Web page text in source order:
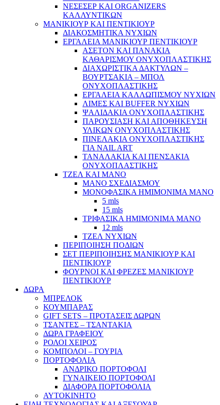
ΝΕΣΕΣΕΡ ΚΑΙ ORGANIZERS
ΚΑΛΛΥΝΤΙΚΩΝ
ΜΑΝΙΚΙΟΥΡ ΚΑΙ ΠΕΝΤΙΚΙΟΥΡ
ΔΙΑΚΟΣΜΗΤΙΚΑ ΝΥΧΙΩΝ
ΕΡΓΑΛΕΙΑ ΜΑΝΙΚΙΟΥΡ ΠΕΝΤΙΚΙΟΥΡ
ΑΣΕΤΟΝ ΚΑΙ ΠΑΝΑΚΙΑ
ΚΑΘΑΡΙΣΜΟΥ ΟΝΥΧΟΠΛΑΣΤΙΚΗΣ
ΔΙΑΧΩΡΙΣΤΙΚΑ ΔΑΚΤΥΛΩΝ –
ΒΟΥΡΤΣΑΚΙΑ – ΜΠΟΛ
ΟΝΥΧΟΠΛΑΣΤΙΚΗΣ
ΕΡΓΑΛΕΙΑ ΚΑΛΛΩΠΙΣΜΟΥ ΝΥΧΙΩΝ
ΛΙΜΕΣ ΚΑΙ BUFFER ΝΥΧΙΩΝ
ΨΑΛΙΔΑΚΙΑ ΟΝΥΧΟΠΛΑΣΤΙΚΗΣ
ΠΑΡΟΥΣΙΑΣΗ ΚΑΙ ΑΠΟΘΗΚΕΥΣΗ
ΥΛΙΚΩΝ ΟΝΥΧΟΠΛΑΣΤΙΚΗΣ
ΠΙΝΕΛΑΚΙΑ ΟΝΥΧΟΠΛΑΣΤΙΚΗΣ
ΓΙΑ NAIL ART
ΤΑΝΑΛΑΚΙΑ ΚΑΙ ΠΕΝΣΑΚΙΑ
ΟΝΥΧΟΠΛΑΣΤΙΚΗΣ
ΤΖΕΛ ΚΑΙ ΜΑΝΟ
ΜΑΝΟ ΣΧΕΔΙΑΣΜΟΥ
ΜΟΝΟΦΑΣΙΚΑ ΗΜΙΜΟΝΙΜΑ ΜΑΝΟ
5 mls
15 mls
ΤΡΙΦΑΣΙΚΑ ΗΜΙΜΟΝΙΜΑ ΜΑΝΟ
12 mls
ΤΖΕΛ ΝΥΧΙΩΝ
ΠΕΡΙΠΟΙΗΣΗ ΠΟΔΙΩΝ
ΣΕΤ ΠΕΡΙΠΟΙΗΣΗΣ ΜΑΝΙΚΙΟΥΡ ΚΑΙ
ΠΕΝΤΙΚΙΟΥΡ
ΦΟΥΡΝΟΙ ΚΑΙ ΦΡΕΖΕΣ ΜΑΝΙΚΙΟΥΡ
ΠΕΝΤΙΚΙΟΥΡ
ΔΩΡΑ
ΜΠΡΕΛΟΚ
ΚΟΥΜΠΑΡΑΣ
GIFT SETS – ΠΡΟΤΑΣΕΙΣ ΔΩΡΩΝ
ΤΣΑΝΤΕΣ – ΤΣΑΝΤΑΚΙΑ
ΔΩΡΑ ΓΡΑΦΕΙΟΥ
ΡΟΛΟΙ ΧΕΙΡΟΣ
ΚΟΜΠΟΛΟΙ – ΓΟΥΡΙΑ
ΠΟΡΤΟΦΟΛΙΑ
ΑΝΔΡΙΚΟ ΠΟΡΤΟΦΟΛΙ
ΓΥΝΑΙΚΕΙΟ ΠΟΡΤΟΦΟΛΙ
ΔΙΑΦΟΡΑ ΠΟΡΤΟΦΟΛΙΑ
ΑΥΤΟΚΙΝΗΤΟ